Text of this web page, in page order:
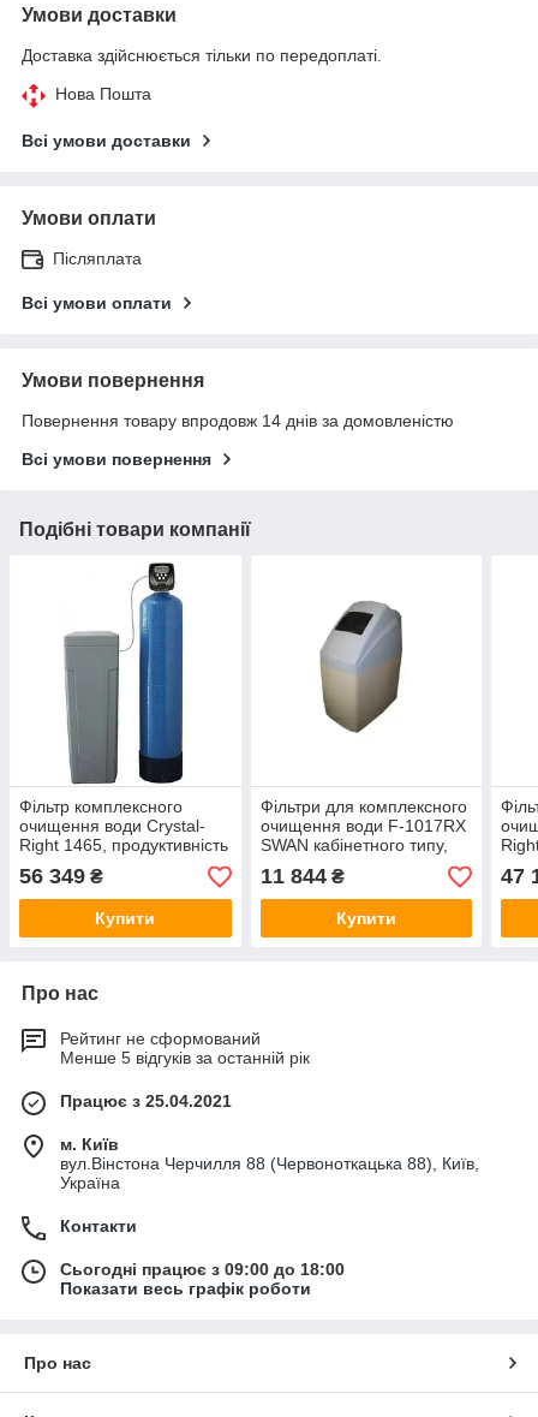
Умови доставки
Доставка здійснюється тільки по передоплаті.
Нова Пошта
Всі умови доставки
Умови оплати
Післяплата
Всі умови оплати
Умови повернення
Повернення товару впродовж 14 днів за домовленістю
Всі умови повернення
Подібні товари компанії
Фільтр комплексного
очищення води Crystal-
Right 1465, продуктивність
2,5 м3/год
56 349 ₴
Купити
Фільтри для комплексного
очищення води F-1017RX
SWAN кабінетного типу,
продуктивністю до 1,0 м3/
годину
11 844₴
Купити
2,0
47
Про нас
Рейтинг не сформований
Менше 5 відгуків за останній рік
Працює з 25.04.2021
м. Київ
вул.Вінстона Черчилля 88 (Червоноткацька 88), Київ,
Україна
Контакти
Сьогодні працює з 09:00 до 18:00
Показати весь графік роботи
Про нас